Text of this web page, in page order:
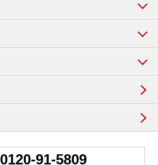
0120-91-5809